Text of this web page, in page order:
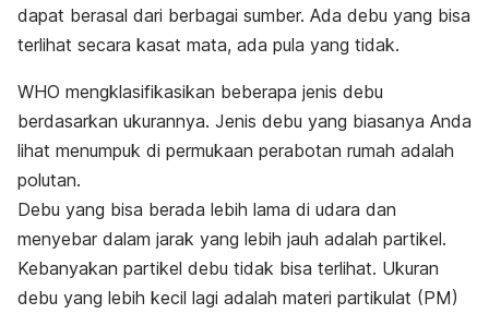
dapat berasal dari berbagai sumber. Ada debu yang bisa
terlihat secara kasat mata, ada pula yang tidak.
WHO mengklasifikasikan beberapa jenis debu
berdasarkan ukurannya. Jenis debu yang biasanya Anda
lihat menumpuk di permukaan perabotan rumah adalah
polutan.
Debu yang bisa berada lebih lama di udara dan
menyebar dalam jarak yang lebih jauh adalah partikel.
Kebanyakan partikel debu tidak bisa terlihat. Ukuran
debu yang lebih kecil lagi adalah materi partikulat (PM)